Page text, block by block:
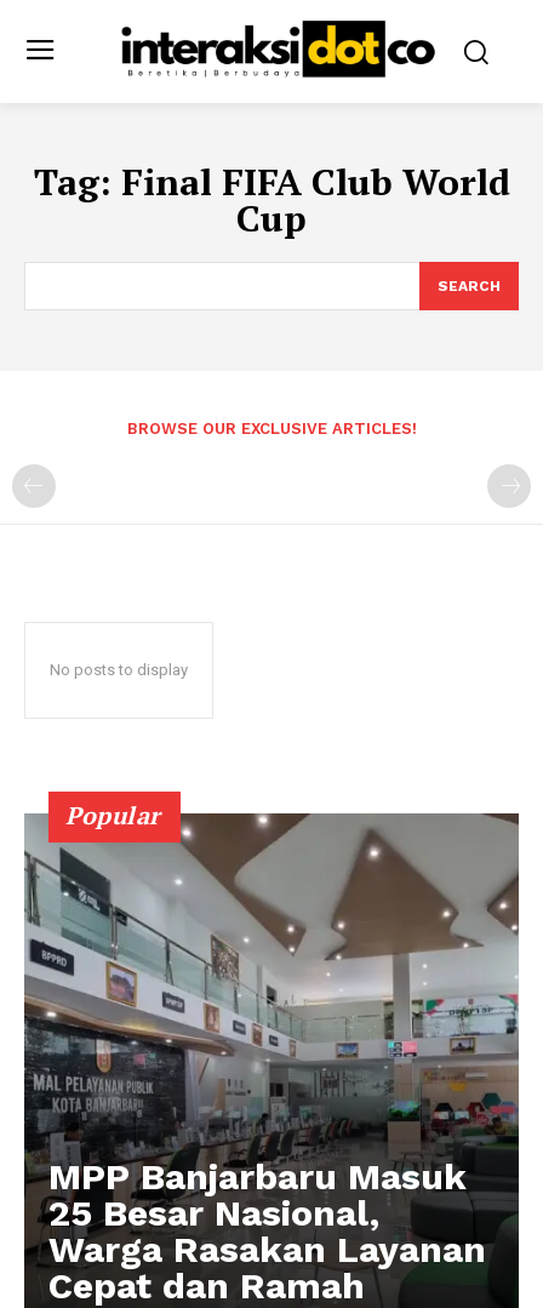
Tag: Final FIFA Club World
Cup
SEARCH
BROWSE OUR EXCLUSIVE ARTICLES!
No posts to display
Popular
MPP Banjarbaru Masuk
25 Besar Nasional,
Warga Rasakan Layanan
Cepat dan Ramah